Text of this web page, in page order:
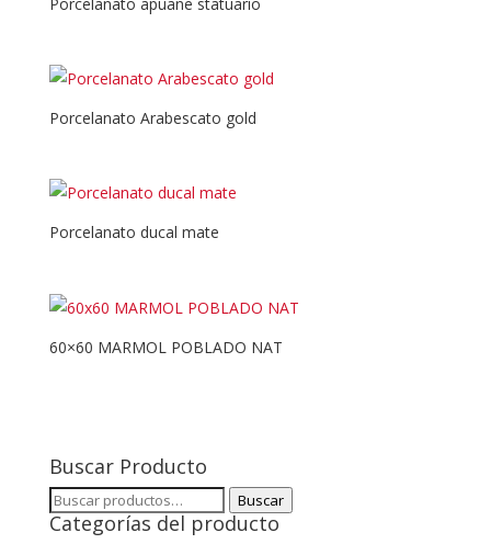
Porcelanato Arabescato gold
Porcelanato ducal mate
60×60 MARMOL POBLADO NAT
Buscar Producto
Buscar
por:
Buscar
Categorías del producto